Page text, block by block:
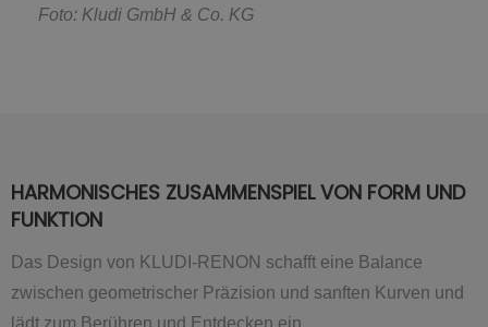
Foto: Kludi GmbH & Co. KG
HARMONISCHES ZUSAMMENSPIEL VON FORM UND
FUNKTION
Das Design von KLUDI-RENON schafft eine Balance
zwischen geometrischer Präzision und sanften Kurven und